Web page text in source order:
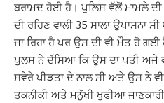
ਬਰਾਮਦ ਹੋਈ ਹੈ। ਪੁਲਿਸ ਵੱਲੋਂ ਮਾਮਲੇ
ਦੀ ਰਹਿਣ ਵਾਲੀ 35 ਸਾਲਾ ਉਪਾਸਨਾ
ਜਾ ਰਿਹਾ ਹੈ ਪਰ ਉਸ ਦੀ ਵੀ ਮੌਤ ਹੋ ਗਈ
ਪੁਲਸ ਨੇ ਦੱਸਿਆ ਕਿ ਉਸ ਦਾ ਪਤੀ ਅਜੇ
ਸਵੇਰੇ ਪੀੜਤਾ ਦੇ ਨਾਲ ਸੀ ਅਤੇ ਉਸ ਨੇ
ਤਕਨੀਕੀ ਅਤੇ ਮਨੁੱਖੀ ਖੁਫੀਆ